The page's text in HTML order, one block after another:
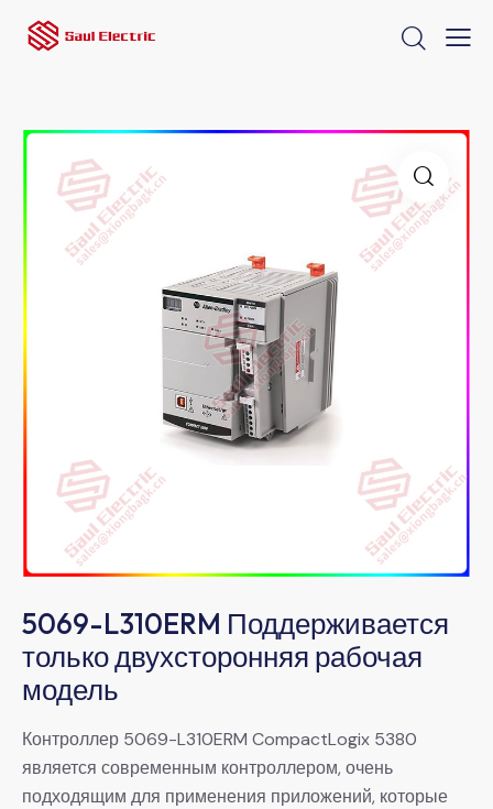
5069-L310ERM Поддерживается
только двухсторонняя рабочая
модель
Контроллер 5069-L310ERM CompactLogix 5380
является современным контроллером, очень
подходящим для применения приложений, которые